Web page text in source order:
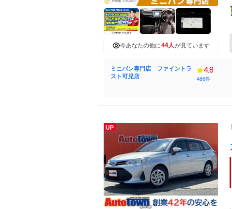
今あなたの他に44人が見ています
ミニバン専門店 ファイントラ
スト可児店
4.8
486件
UP